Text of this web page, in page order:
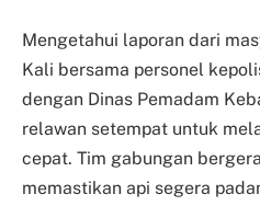
Mengetahui laporan dari
Kali bersama personel
dengan Dinas Pemadam
relawan setempat untuk
cepat. Tim gabungan
memastikan api segera